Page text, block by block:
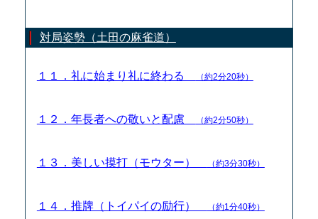
対局姿勢（土田の麻雀道）
１１．礼に始まり礼に終わる （約2分20秒）
１２．年長者への敬いと配慮 （約2分50秒）
１３．美しい摸打（モウター） （約3分30秒）
１４．推牌（トイパイの励行） （約1分40秒）